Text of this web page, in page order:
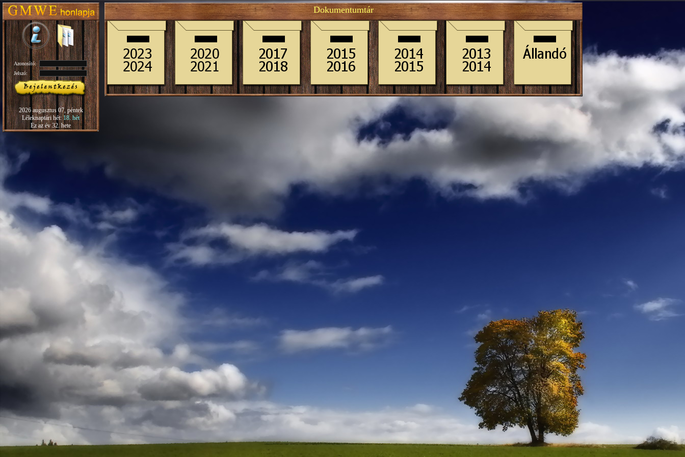
Azonosító:
Jelszó:
2026 augusztus 07, péntek
Léleknaptári hét:18. hét
Ez az év 32. hete
Dokumentumtár